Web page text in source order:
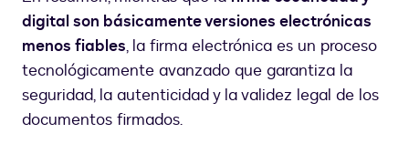
digital son básicamente versiones electrónicas
menos fiables, la firma electrónica es un proceso
tecnológicamente avanzado que garantiza la
seguridad, la autenticidad y la validez legal de los
documentos firmados.